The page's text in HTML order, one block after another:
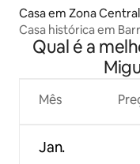
Casa em Zona Central
Casa histórica em
Qual é a
Mês
Jan.